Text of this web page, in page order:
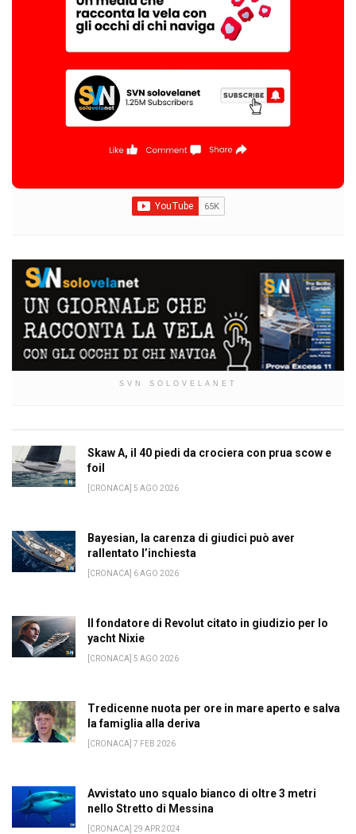
SVN SOLOVELANET
Skaw A, il 40 piedi da crociera con prua scow e
foil
[CRONACA] 5 AGO 2026
Bayesian, la carenza di giudici può aver
rallentato l’inchiesta
[CRONACA] 6 AGO 2026
Il fondatore di Revolut citato in giudizio per lo
yacht Nixie
[CRONACA] 5 AGO 2026
Tredicenne nuota per ore in mare aperto e salva
la famiglia alla deriva
[CRONACA] 7 FEB 2026
Avvistato uno squalo bianco di oltre 3 metri
nello Stretto di Messina
[CRONACA] 29 APR 2024